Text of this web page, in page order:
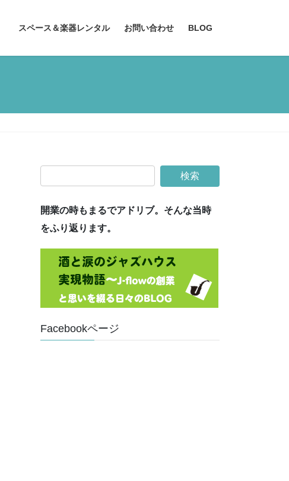
スペース＆楽器レンタル お問い合わせ BLOG
開業の時もまるでアドリブ。そんな当時
をふり返ります。
Facebookページ